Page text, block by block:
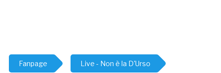
Fanpage Live - Non è la D'Urso